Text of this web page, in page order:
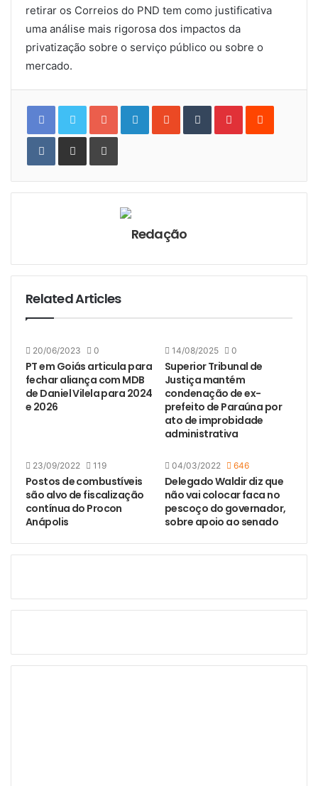
retirar os Correios do PND tem como justificativa
uma análise mais rigorosa dos impactos da
privatização sobre o serviço público ou sobre o
mercado.
Google+LinkedInStumbleUpon
TumblrPinterestReddit
VKontakteShare
Email
Print
Redação
Related Articles
20/06/2023 0
PT em Goiás articula para
fechar aliança com MDB
de Daniel Vilela para 2024
e 2026
14/08/2025 0
Superior Tribunal de
Justiça mantém
condenação de ex-
prefeito de Paraúna por
ato de improbidade
administrativa
23/09/2022 119
Postos de combustíveis
são alvo de fiscalização
contínua do Procon
Anápolis
04/03/2022 646
Delegado Waldir diz que
não vai colocar faca no
pescoço do governador,
sobre apoio ao senado